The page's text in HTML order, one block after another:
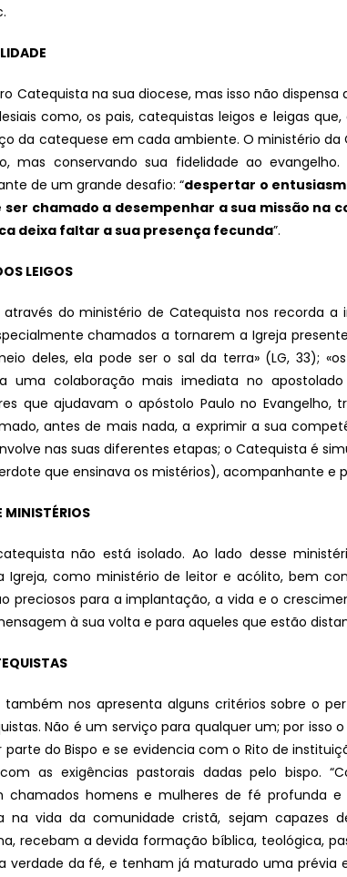
Catequista na sua diocese, mas isso não
como, os pais, catequistas leigos e leigas
da catequese em cada ambiente. O ministério
mas conservando sua fidelidade ao
de um grande desafio: “despertar o
ser chamado a desempenhar a sua missão na
deixa faltar a sua presença fecunda”.
LEIGOS
através do ministério de Catequista nos recorda
chamados a tornarem a Igreja
deles, ela pode ser o sal da terra» (LG, 33);
uma colaboração mais imediata no
que ajudavam o apóstolo Paulo no Evangelho,
antes de mais nada, a exprimir a sua
nas suas diferentes etapas; o Catequista é
que ensinava os mistérios), acompanhante e
MINISTÉRIOS
não está isolado. Ao lado desse
Igreja, como ministério de leitor e acólito, bem
preciosos para a implantação, a vida e o
à sua volta e para aqueles que estão
também nos apresenta alguns critérios sobre o
Não é um serviço para qualquer um; por isso
do Bispo e se evidencia com o Rito de
as exigências pastorais dadas pelo bispo.
chamados homens e mulheres de fé profunda
na vida da comunidade cristã, sejam capazes
recebam a devida formação bíblica, teológica,
verdade da fé, e tenham já maturado uma prévia